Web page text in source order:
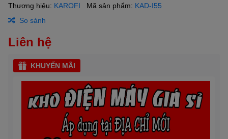
Thương hiệu: KAROFI Mã sản phẩm: KAD-I55
So sánh
Liên hệ
KHUYẾN MÃI